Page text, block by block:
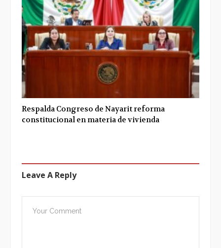
Respalda Congreso de Nayarit reforma
constitucional en materia de vivienda
Leave A Reply